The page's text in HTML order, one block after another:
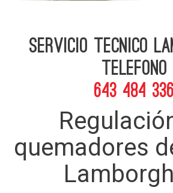
Servicio Tecnico
telefono
643 484 336
quemadores